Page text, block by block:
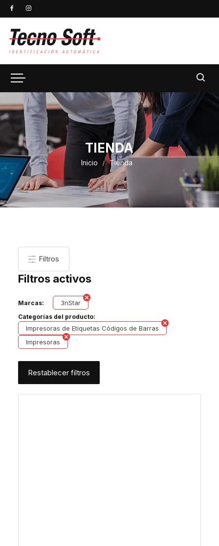
TIENDA
Inicio Tienda
Filtros
Filtros activos
Marcas: 3nStar
Categorías del producto:
Impresoras de Etiquetas Códigos de Barras
Impresoras
Restablecer filtros